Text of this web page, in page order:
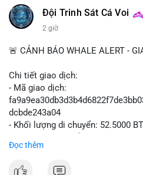
Đội Trinh Sát Cá Voi
2 giờ
🚨 CẢNH BÁO WHALE ALERT -
Chi tiết giao dịch:
- Mã giao dịch:
dcbde243a04
- Khối lượng di chuyển: 52.5000
USD)
Đọc thêm